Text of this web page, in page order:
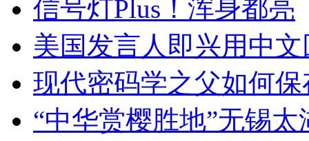
信号灯Plus！浑身都亮
美国发言人即兴用中
现代密码学之父如何
“中华赏樱胜地”无锡